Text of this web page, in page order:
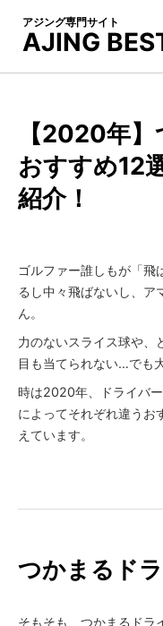
アジング専門サイト
AJING
【2020年
おすすめ12
紹介！
ゴルファー誰しもが「飛
るし中々飛ばないし、ア
ん。
力のないスライス球や、
目も当てられない…でも
時は2020年、ドライバ
によってそれぞれ違うお
えています。
つかまるド
そもそも、つかまるドラ